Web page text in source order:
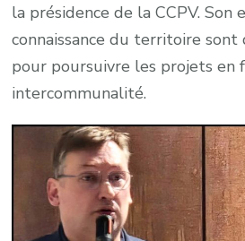
la présidence de la CCPV. Son
connaissance du territoire
pour poursuivre les projets en
intercommunalité.